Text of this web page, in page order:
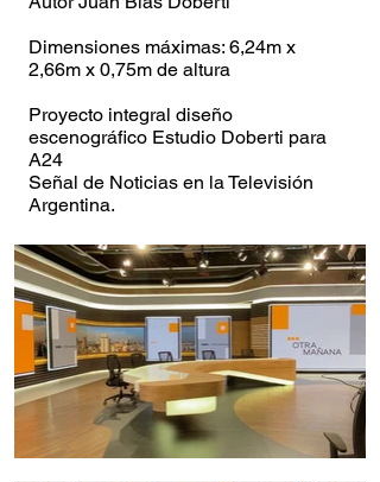
Dimensiones máximas: 6,24m x
2,66m x 0,75m de altura
Proyecto integral diseño
escenográfico Estudio Doberti para
A24
Señal de Noticias en la Televisión
Argentina.